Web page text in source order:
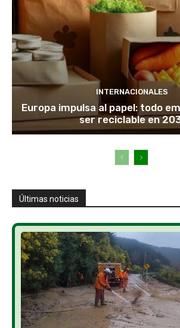
INTERNACIONALES
Europa impulsa al papel: todo
ser reciclable en
Últimas noticias